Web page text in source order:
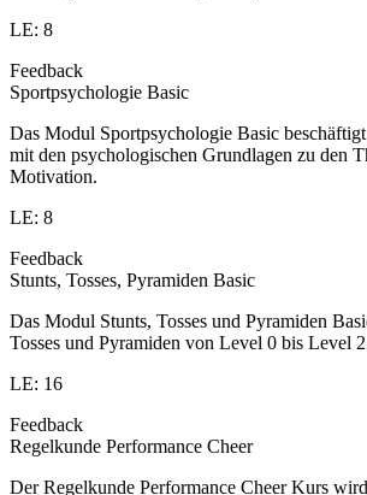
LE: 8
Feedback
Sportpsychologie Basic
Das Modul Sportpsychologie Basic
mit den psychologischen Grundlagen zu den
Motivation.
LE: 8
Feedback
Stunts, Tosses, Pyramiden Basic
Das Modul Stunts, Tosses und Pyramiden
Tosses und Pyramiden von Level 0 bis Level
LE: 16
Feedback
Regelkunde Performance Cheer
Der Regelkunde Performance Cheer Kurs